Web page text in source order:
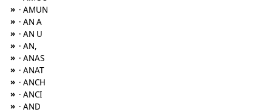
» · AMUN
» · AN A
» · AN U
» · AN,
» · ANAS
» · ANAT
» · ANCH
» · ANCI
» · AND